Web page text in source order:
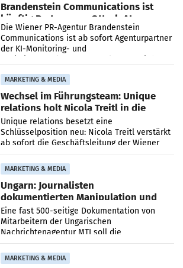
Brandenstein Communications ist
künftig Partner von OtterlyAI
Die Wiener PR-Agentur Brandenstein
Communications ist ab sofort Agenturpartner
der KI-Monitoring- und
MARKETING & MEDIA
Wechsel im Führungsteam: Unique
relations holt Nicola Treitl in die
Geschäftsleitung
Unique relations besetzt eine
Schlüsselposition neu: Nicola Treitl verstärkt
ab sofort die Geschäftsleitung der Wiener
PR-Agentur an der Seite von Josef Kalina und
Anna Kalina-Mahr.
MARKETING & MEDIA
Ungarn: Journalisten
dokumentierten Manipulation und
Zensur
Eine fast 500-seitige Dokumentation von
Mitarbeitern der Ungarischen
Nachrichtenagentur MTI soll die
systematische Nachrichten-Manipulation und
Zensur bei der Agentur während der Zeit
MARKETING & MEDIA